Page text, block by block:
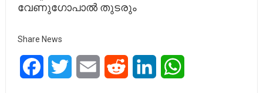
വേണുഗോപാല്‍ തുടരും
Share News
FacebookTwitter Email Reddit LinkedIn